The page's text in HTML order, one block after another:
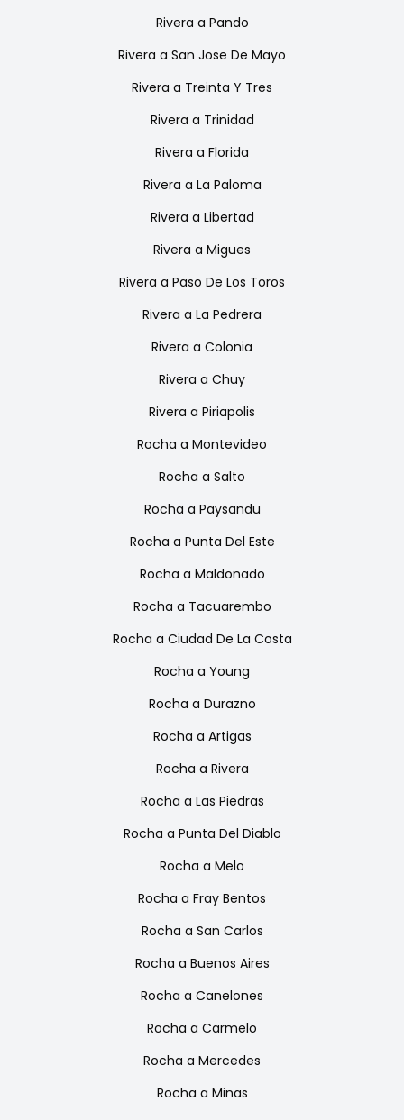
Rivera a Pando
Rivera a San Jose De Mayo
Rivera a Treinta Y Tres
Rivera a Trinidad
Rivera a Florida
Rivera a La Paloma
Rivera a Libertad
Rivera a Migues
Rivera a Paso De Los Toros
Rivera a La Pedrera
Rivera a Colonia
Rivera a Chuy
Rivera a Piriapolis
Rocha a Montevideo
Rocha a Salto
Rocha a Paysandu
Rocha a Punta Del Este
Rocha a Maldonado
Rocha a Tacuarembo
Rocha a Ciudad De La Costa
Rocha a Young
Rocha a Durazno
Rocha a Artigas
Rocha a Rivera
Rocha a Las Piedras
Rocha a Punta Del Diablo
Rocha a Melo
Rocha a Fray Bentos
Rocha a San Carlos
Rocha a Buenos Aires
Rocha a Canelones
Rocha a Carmelo
Rocha a Mercedes
Rocha a Minas